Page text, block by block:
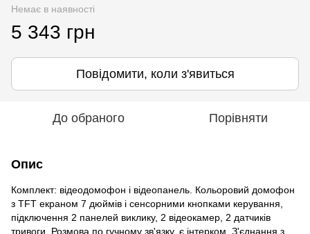
Немає в наявності
5 343 грн
Повідомити, коли з'явиться
До обраного Порівняти
Опис
Комплект: відеодомофон і відеопанель. Кольоровий домофон
з TFT екраном 7 дюймів і сенсорними кнопками керування,
підключення 2 панелей виклику, 2 відеокамер, 2 датчиків
тривоги. Розмова по гучному зв'язку, є інтерком. З'єднання з